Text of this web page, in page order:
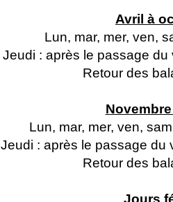
Avril à
Lun, mar, mer, ven,
Jeudi : après le passage
Retour des
Lun, mar, mer, ven,
Jeudi : après le passage du
Retour des
Jours